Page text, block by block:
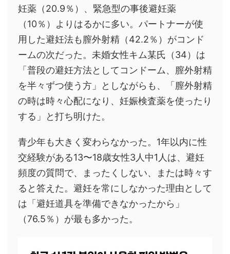
妊薬（20.9％）、緊急型の事後避妊薬
（10％）よりはるかに多い。パートナーが使
用した避妊法も膣外射精（42.2％）がコンド
ームの次だった。未婚女性キム某氏（34）は
「普段の避妊方法としてコンドーム、膣外射精
を半々ずつ使う方」としながらも、「膣外射精
の時は時々心配になり、妊娠検査薬を使ったり
する」と打ち明けた。
青少年も大きく変わらなかった。1年以内に性
交経験がある13〜18歳女性3人中1人は、避妊
頻度の質問で、まったくしない、または時々す
ると答えた。避妊を常にしなかった理由として
は「避妊道具を準備できなかったから」
（76.5％）が最も多かった。